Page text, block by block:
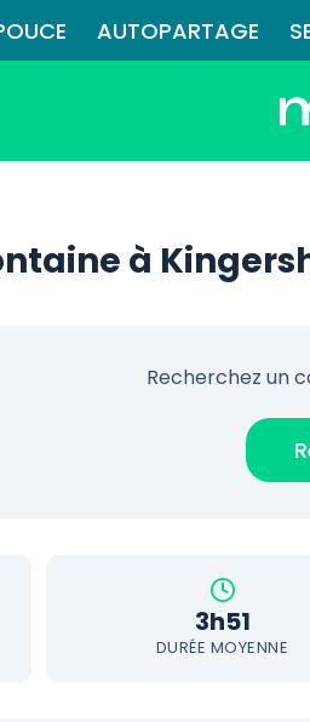
AUTOPARTAGE
à
Recherchez un
3h51
DURÉE MOYENNE